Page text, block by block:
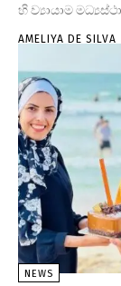
හි ව්‍යායාම
AMELIYA DE SILVA
NEWS